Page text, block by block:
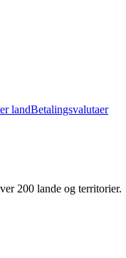
landBetalingsvalutaer
200 lande og territorier.